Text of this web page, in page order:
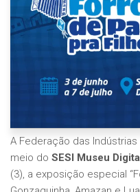
A Federação das Indústrias
meio do SESI Museu
(3), a exposição especial